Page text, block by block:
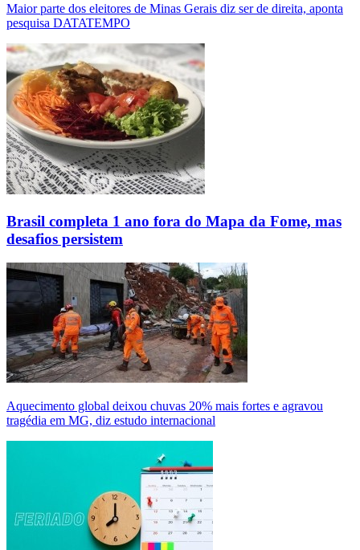
Maior parte dos eleitores de Minas Gerais diz ser de direita, aponta
pesquisa DATATEMPO
Brasil completa 1 ano fora do Mapa da Fome, mas
desafios persistem
Aquecimento global deixou chuvas 20% mais fortes e agravou
tragédia em MG, diz estudo internacional